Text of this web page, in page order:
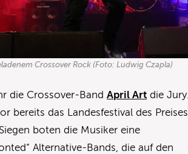
Crossover Rock (Foto: Ludwig Czapla)
die Crossover-BandApril Art die Jury.
bereits das Landesfestival des Preises
boten die Musiker eine
Alternative-Bands, die auf den